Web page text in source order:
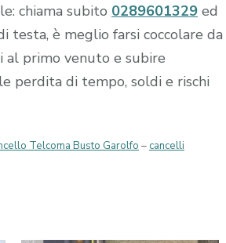
chiama subito 0289601329 ed
testa, è meglio farsi coccolare da
al primo venuto e subire
perdita di tempo, soldi e rischi
Telcoma Busto Garolfo –cancelli